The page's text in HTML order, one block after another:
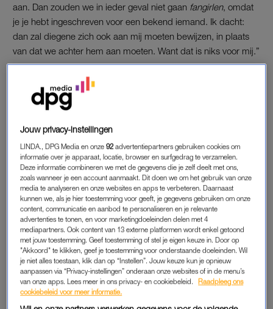
aan. Dan zouden we in ieder geval niet gaan fangirlen, omdat
je je hebt ingeschreven voor een bekend iemand. Ik dacht:
dan zal diegene zich ook aan mij moeten bewijzen, in plaats
van dat we achter hem aan moeten. Want dat is niks voor mij.”
De deelneemster vindt het moment dat ze voor het eerst de
villa instapt behoorlijk spannend. “Ik dacht dat er maar dertien
vrouwen zouden komen, maar
mooi, lief en succesvol. Met eigen bedrijven en zo. Ik kreeg
een beetje last van hetimposter syndrome, wat deed ik
daartussen? Ik was echt onder de indruk van ze. Toen moest
ik wel schakelen.”
Merel won 'De Bachelor' met
Thomas: 'Nog geen officiële
relatie'
LEES OOK
Jouw privacy-instellingen
LINDA., DPG Media en onze92 advertentiepartners gebruiken cookies om
informatie over je apparaat, locatie, browser en surfgedrag te verzamelen.
Deze informatie combineren we met de gegevens die je zelf deelt met ons,
zoals wanneer je een account aanmaakt. Dit doen we om het gebruik van onze
media te analyseren en onze websites en apps te verbeteren. Daarnaast
kunnen we, als je hier toestemming voor geeft, je gegevens gebruiken om onze
content, communicatie en aanbod te personaliseren en je relevante
advertenties te tonen, en voor marketingdoeleinden delen met 4
mediapartners. Ook content van 13 externe platformen wordt enkel getoond
met jouw toestemming. Geef toestemming of stel je eigen keuze in. Door op
"Akkoord" te klikken, geef je toestemming voor onderstaande doeleinden. Wil
je niet alles toestaan, klik dan op “Instellen”. Jouw keuze kun je opnieuw
aanpassen via “Privacy-instellingen” onderaan onze websites of in de menu’s
van onze apps. Lees meer in ons privacy- en cookiebeleid.
Raadpleeg ons
cookiebeleid voor meer informatie.